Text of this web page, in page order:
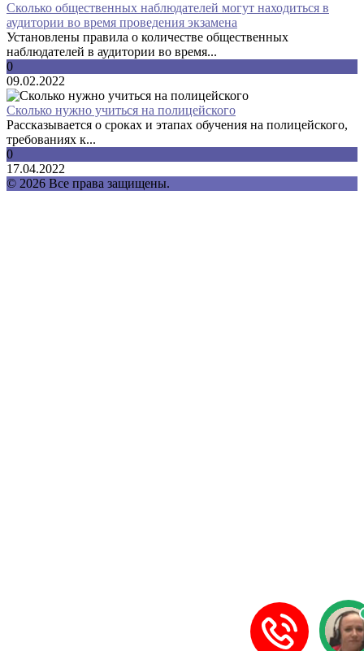
Сколько общественных наблюдателей могут находиться в
аудитории во время проведения экзамена
Установлены правила о количестве общественных
наблюдателей в аудитории во время...
0
09.02.2022
Сколько нужно учиться на полицейского
Рассказывается о сроках и этапах обучения на полицейского,
требованиях к...
0
17.04.2022
© 2026 Все права защищены.